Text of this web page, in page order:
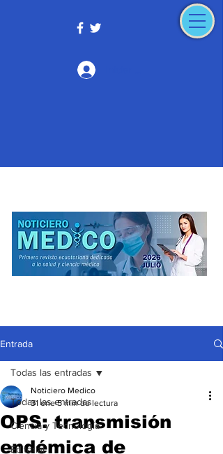
Entrada
Todas las entradas
Ciencia y Tecnología
Editorial
Todas las entradas
OPS: transmisión
endémica de
Noticiero Medico
31 ene 5 min de lectura